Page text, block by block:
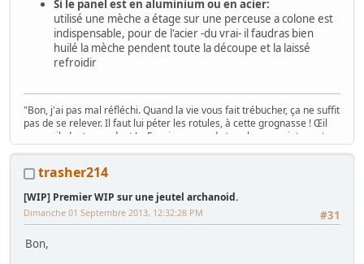
Si le panel est en aluminium ou en acier:
utilisé une mèche a étage sur une perceuse a colone est
indispensable, pour de l'acier -du vrai- il faudras bien
huilé la mèche pendent toute la découpe et la laissé
refroidir
"Bon, j'ai pas mal réfléchi. Quand la vie vous fait trébucher, ça ne suffit
pas de se relever. Il faut lui péter les rotules, à cette grognasse ! Œil
pour œil, dent pour dent ! « Essaie un peu de te relever, maintenant,
traînée ! »" Caves Johnson, 1980
La présentation c'estICI
trasher214
[WIP] Premier WIP sur une jeutel archanoid.
#31
Dimanche 01 Septembre 2013, 12:32:28 PM
Bon,